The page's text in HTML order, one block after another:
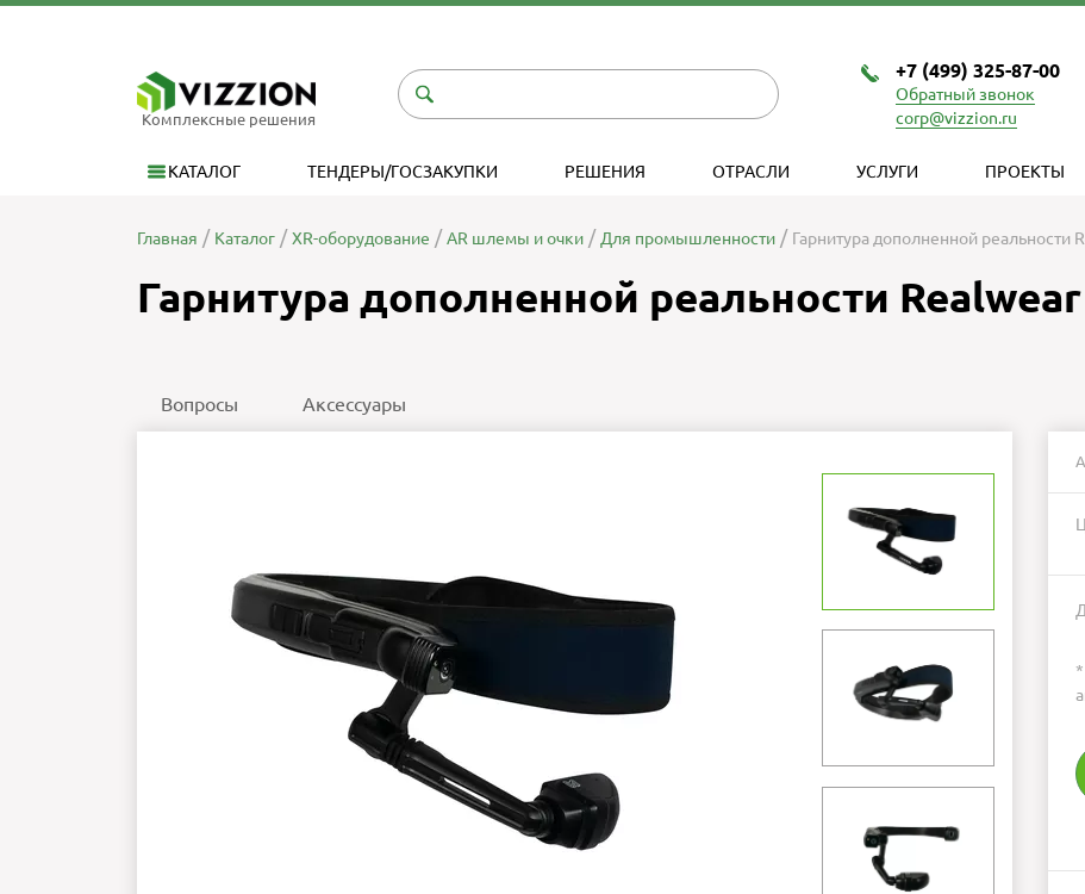
Комплексные решения
+7 (499) 325-87-00
Обратный звонок
corp@vizzion.ru
КАТАЛОГ ТЕНДЕРЫ/ГОСЗАКУПКИ РЕШЕНИЯ ОТРАСЛИ УСЛУГИ ПРОЕКТЫ
Главная Каталог XR-оборудование AR шлемы и очки Для промышленности Гарнитура дополненной реальности
Гарнитура дополненной реальности
Вопросы Аксессуары
*